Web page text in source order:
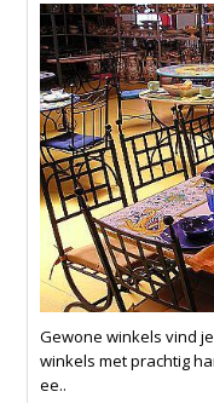
Gewone winkels vind
winkels met prachtig
ee..